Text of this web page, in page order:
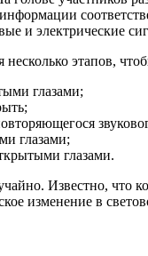
и электрические
этапов,
глазами;
глазами;
глазами.
Известно, что
изменение в